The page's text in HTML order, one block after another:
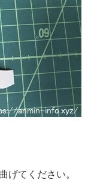
げてください。